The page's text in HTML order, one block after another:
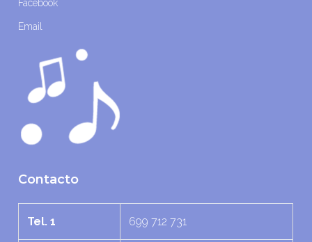
Facebook
Email
Contacto
Tel. 1 699 712 731